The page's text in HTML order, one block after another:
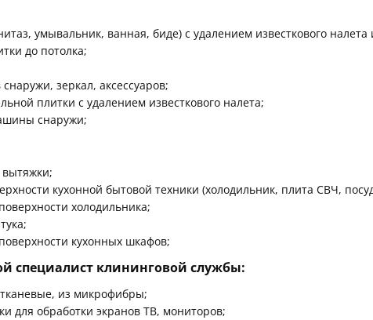
умывальник, ванная, биде) с удалением известкового налета
до потолка;
зеркал, аксессуаров;
плитки с удалением известкового налета;
снаружи;
кухонной бытовой техники (холодильник, плита СВЧ,
холодильника;
кухонных шкафов;
специалист клининговой службы:
из микрофибры;
для обработки экранов ТВ, мониторов;